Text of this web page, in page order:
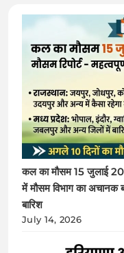
कल का मौसम 15 जुलाई
में मौसम विभाग का अचानक
बारिश
July 14, 2026